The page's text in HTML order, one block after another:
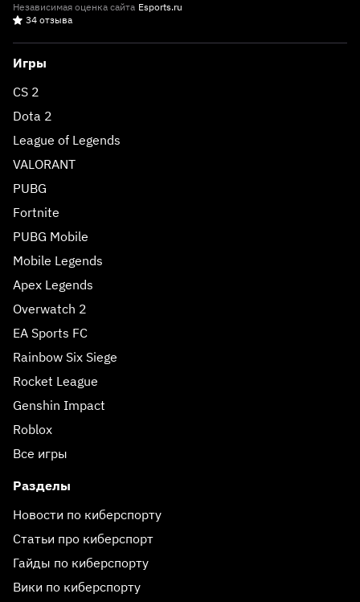
Независимая оценка сайта Esports.ru
34 отзыва
Игры
CS 2
Dota 2
League of Legends
VALORANT
PUBG
Fortnite
PUBG Mobile
Mobile Legends
Apex Legends
Overwatch 2
EA Sports FC
Rainbow Six Siege
Rocket League
Genshin Impact
Roblox
Все игры
Разделы
Новости по киберспорту
Статьи про киберспорт
Гайды по киберспорту
Вики по киберспорту